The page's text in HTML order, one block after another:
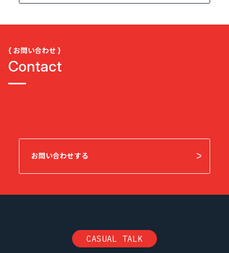
{ お問い合わせ }
Contact
お問い合わせする
CASUAL TALK